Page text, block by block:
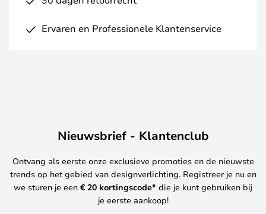
Ervaren en Professionele Klantenservice
Nieuwsbrief - Klantenclub
Ontvang als eerste onze exclusieve promoties en de nieuwste
trends op het gebied van designverlichting. Registreer je nu en
we sturen je een € 20 kortingscode* die je kunt gebruiken bij
je eerste aankoop!